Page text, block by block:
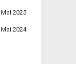
Mai 2025
Mai 2024